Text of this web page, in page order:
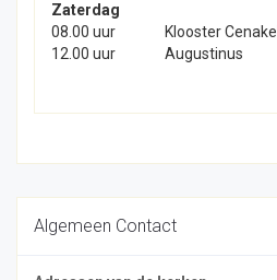
Zaterdag
08.00 uur
Klooster Cenakel
12.00 uur
Augustinus
Algemeen Contact